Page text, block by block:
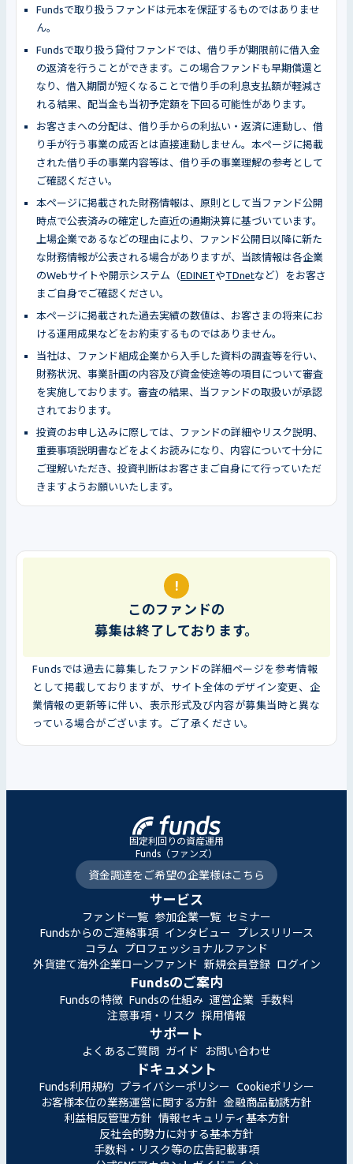
Fundsで取り扱うファンドは元本を保証するものではありませ
ん。
Fundsで取り扱う貸付ファンドでは、借り手が期限前に借入金
の返済を行うことができます。この場合ファンドも早期償還と
なり、借入期間が短くなることで借り手の利息支払額が軽減さ
れる結果、配当金も当初予定額を下回る可能性があります。
お客さまへの分配は、借り手からの利払い・返済に連動し、借
り手が行う事業の成否とは直接連動しません。本ページに掲載
された借り手の事業内容等は、借り手の事業理解の参考として
ご確認ください。
本ページに掲載された財務情報は、原則として当ファンド公開
時点で公表済みの確定した直近の通期決算に基づいています。
上場企業であるなどの理由により、ファンド公開日以降に新た
な財務情報が公表される場合がありますが、当該情報は各企業
のWebサイトや開示システム（EDINETやTDnetなど）をお客さ
まご自身でご確認ください。
本ページに掲載された過去実績の数値は、お客さまの将来にお
ける運用成果などをお約束するものではありません。
当社は、ファンド組成企業から入手した資料の調査等を行い、
財務状況、事業計画の内容及び資金使途等の項目について審査
を実施しております。審査の結果、当ファンドの取扱いが承認
されております。
投資のお申し込みに際しては、ファンドの詳細やリスク説明、
重要事項説明書などをよくお読みになり、内容について十分に
ご理解いただき、投資判断はお客さまご自身にて行っていただ
きますようお願いいたします。
!
このファンドの
募集は終了しております。
Fundsでは過去に募集したファンドの詳細ページを参考情報
として掲載しておりますが、サイト全体のデザイン変更、企
業情報の更新等に伴い、表示形式及び内容が募集当時と異な
っている場合がございます。ご了承ください。
固定利回りの資産運用
Funds（ファンズ）
資金調達をご希望の企業様はこちら
サービス
ファンド一覧 参加企業一覧 セミナー
Fundsからのご連絡事項 インタビュー
プレスリリース
コラム
プロフェッショナルファンド
外貨建て海外企業ローンファンド 新規会員登録 ログイン
Fundsのご案内
Fundsの特徴 Fundsの仕組み 運営企業 手数料
注意事項・リスク
採用情報
サポート
よくあるご質問 ガイド お問い合わせ
ドキュメント
Funds利用規約 プライバシーポリシー Cookieポリシー
お客様本位の業務運営に関する方針 金融商品勧誘方針
利益相反管理方針 情報セキュリティ基本方針
反社会的勢力に対する基本方針
手数料・リスク等の広告記載事項